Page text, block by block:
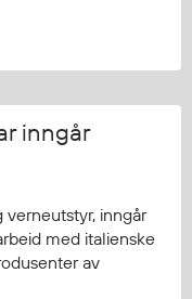
inngår
verneutstyr, inngår
med italienske
av